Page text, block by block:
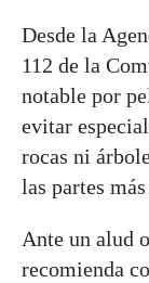
Desde la
112 de la
notable por
evitar
rocas ni
las partes
Ante un alud
recomienda